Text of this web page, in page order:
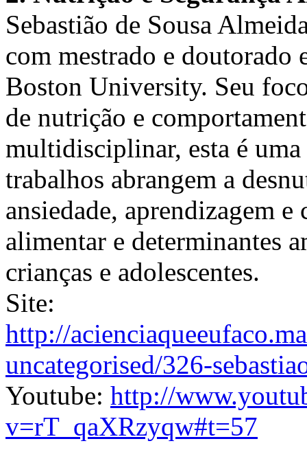
Sebastião de Sousa
com mestrado e doutorado
Boston University. Seu
de nutrição e
multidisciplinar, esta é
trabalhos abrangem a
ansiedade, aprendizagem
alimentar e determinantes
crianças e adolescentes.
Site:
http://
uncategorised/326-
Youtube: http://
v=rT_qaXRzyqw#t=57